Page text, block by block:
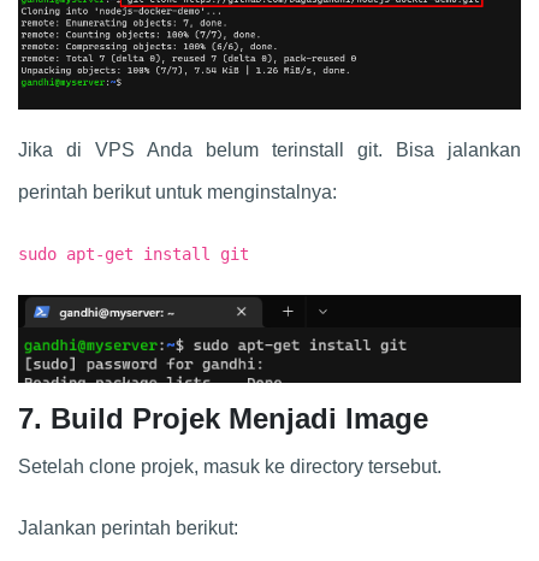
Jika di VPS Anda belum terinstall git. Bisa jalankan
perintah berikut untuk menginstalnya:
sudo apt-get install git
7. Build Projek Menjadi Image
Setelah clone projek, masuk ke directory tersebut.
Jalankan perintah berikut: